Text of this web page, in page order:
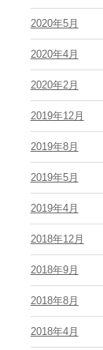
2020年5月
2020年4月
2020年2月
2019年12月
2019年8月
2019年5月
2019年4月
2018年12月
2018年9月
2018年8月
2018年4月